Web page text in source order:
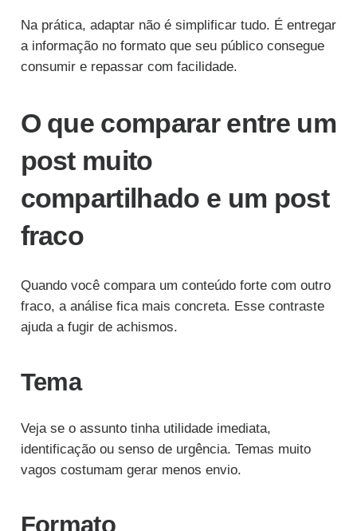
Na prática, adaptar não é simplificar tudo. É entregar
a informação no formato que seu público consegue
consumir e repassar com facilidade.
O que comparar entre um
post muito
compartilhado e um post
fraco
Quando você compara um conteúdo forte com outro
fraco, a análise fica mais concreta. Esse contraste
ajuda a fugir de achismos.
Tema
Veja se o assunto tinha utilidade imediata,
identificação ou senso de urgência. Temas muito
vagos costumam gerar menos envio.
Formato